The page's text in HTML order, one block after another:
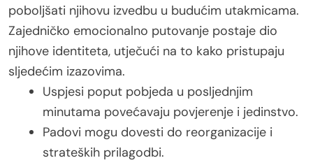
poboljšati njihovu izvedbu u budućim utakmicama.
Zajedničko emocionalno putovanje postaje dio
njihove identiteta, utječući na to kako pristupaju
sljedećim izazovima.
Uspjesi poput pobjeda u posljednjim
minutama povećavaju povjerenje i jedinstvo.
Padovi mogu dovesti do reorganizacije i
strateških prilagodbi.